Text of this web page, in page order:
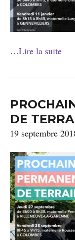
…Lire la suite
DE
19 septembre